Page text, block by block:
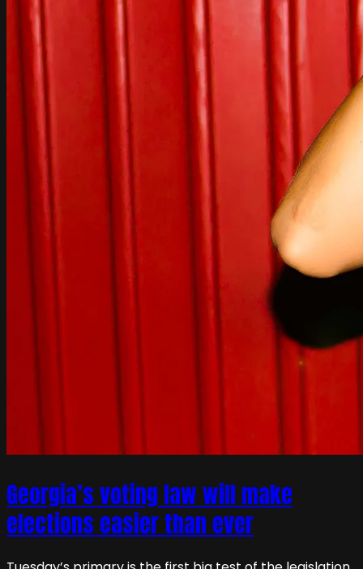
Georgia’s voting law will make
elections easier than ever